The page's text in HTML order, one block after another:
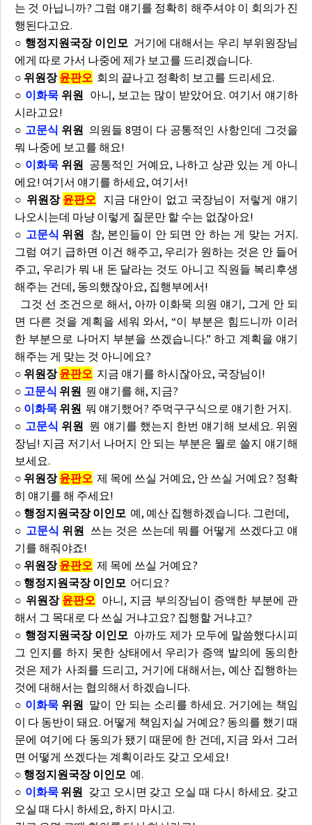
는 것 아닙니까? 그럼 얘기를 정확히 해주셔야 이 회의가 진
행된다고요.
○ 행정지원국장 이인모 거기에 대해서는 우리 부위원장님
에게 따로 가서 나중에 제가 보고를 드리겠습니다.
○ 위원장윤판오 회의 끝나고 정확히 보고를 드리세요.
○ 이화묵 위원 아니, 보고는 많이 받았어요. 여기서 얘기하
시라고요!
○ 고문식 위원 의원들 8명이 다 공통적인 사항인데 그것을
뭐 나중에 보고를 해요!
○ 이화묵 위원 공통적인 거예요, 나하고 상관 있는 게 아니
에요! 여기서 얘기를 하세요, 여기서!
○ 위원장 윤판오 지금 대안이 없고 국장님이 저렇게 얘기
나오시는데 마냥 이렇게 질문만 할 수는 없잖아요!
○ 고문식 위원 참, 본인들이 안 되면 안 하는 게 맞는 거지.
그럼 여기 급하면 이건 해주고, 우리가 원하는 것은 안 들어
주고, 우리가 뭐 내 돈 달라는 것도 아니고 직원들 복리후생
해주는 건데, 동의했잖아요, 집행부에서!
그것 선 조건으로 해서, 아까 이화묵 의원 얘기, 그게 안 되
면 다른 것을 계획을 세워 와서, “이 부분은 힘드니까 이러
한 부분으로 나머지 부분을 쓰겠습니다.” 하고 계획을 얘기
해주는 게 맞는 것 아니에요?
○ 위원장윤판오 지금 얘기를 하시잖아요, 국장님이!
○ 고문식 위원 뭔 얘기를 해, 지금?
○ 이화묵 위원 뭐 얘기했어? 주먹구구식으로 얘기한 거지.
○ 고문식 위원 뭔 얘기를 했는지 한번 얘기해 보세요. 위원
장님! 지금 저기서 나머지 안 되는 부분은 뭘로 쓸지 얘기해
보세요.
○ 위원장윤판오 제 목에 쓰실 거예요, 안 쓰실 거예요? 정확
히 얘기를 해 주세요!
○ 행정지원국장 이인모 예, 예산 집행하겠습니다. 그런데,
○ 고문식 위원 쓰는 것은 쓰는데 뭐를 어떻게 쓰겠다고 얘
기를 해줘야죠!
○ 위원장윤판오 제 목에 쓰실 거예요?
○ 행정지원국장 이인모 어디요?
○ 위원장 윤판오 아니, 지금 부의장님이 증액한 부분에 관
해서 그 목대로 다 쓰실 거냐고요? 집행할 거냐고?
○ 행정지원국장 이인모 아까도 제가 모두에 말씀했다시피
그 인지를 하지 못한 상태에서 우리가 증액 발의에 동의한
것은 제가 사죄를 드리고, 거기에 대해서는, 예산 집행하는
것에 대해서는 협의해서 하겠습니다.
○ 이화묵 위원 말이 안 되는 소리를 하세요. 거기에는 책임
이 다 동반이 돼요. 어떻게 책임지실 거예요? 동의를 했기 때
문에 여기에 다 동의가 됐기 때문에 한 건데, 지금 와서 그러
면 어떻게 쓰겠다는 계획이라도 갖고 오세요!
○ 행정지원국장 이인모 예.
○ 이화묵위원 갖고 오시면 갖고 오실 때 다시 하세요. 갖고
오실 때 다시 하세요, 하지 마시고.